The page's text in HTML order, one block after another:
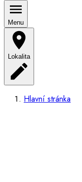
Menu
Lokalita
Hlavní stránka